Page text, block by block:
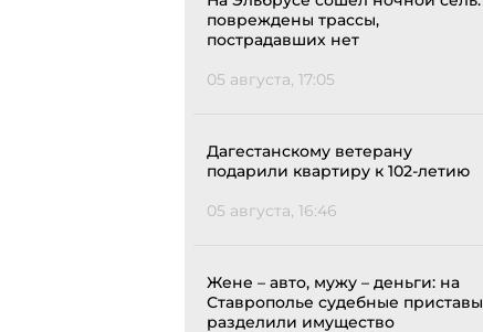
повреждены трассы,
пострадавших нет
05 августа, 17:05
Дагестанскому ветерану
подарили квартиру к 102-летию
05 августа, 16:46
Жене – авто, мужу – деньги: на
Ставрополье судебные приставы
разделили имущество